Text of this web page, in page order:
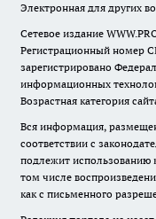
Электронная для других
Сетевое издание
Регистрационный номер
зарегистрировано
информационных
Возрастная категория
Вся информация,
соответствии с
подлежит использованию
том числе
как с письменного